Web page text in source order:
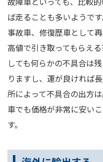
ば走ることも多いようで
事故車、修復歴車として
高値で引き取ってもらえ
しても何らかの不具合は
りますし、運が良ければ
所によって不具合の出方
車でも価格が非常に安い
す。